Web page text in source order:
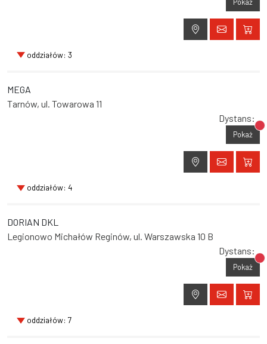
oddziałów: 3
MEGA
Tarnów, ul. Towarowa 11
Dystans:
Pokaż
oddziałów: 4
DORIAN DKL
Legionowo Michałów Reginów, ul. Warszawska 10 B
Dystans:
Pokaż
oddziałów: 7